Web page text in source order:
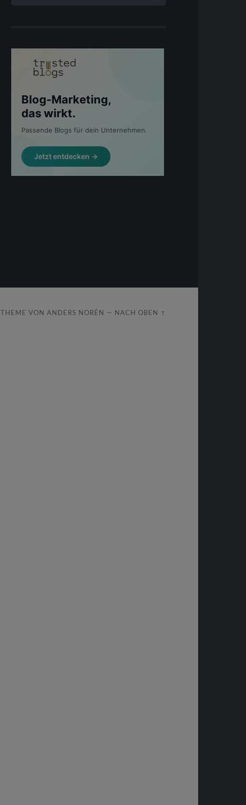
THEME VONANDERS NORÉN — NACH OBEN ↑